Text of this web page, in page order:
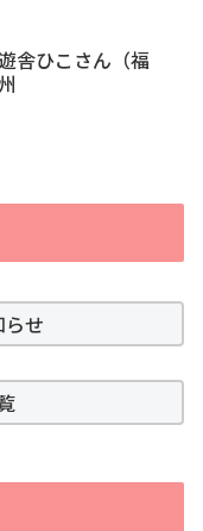
舎ひこさん（福
せ